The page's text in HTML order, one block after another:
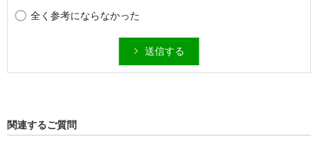
全く参考にならなかった
送信する
関連するご質問